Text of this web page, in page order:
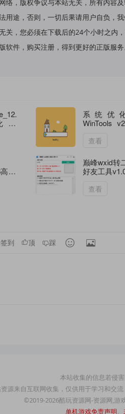
络，版权争议与本站无关，所有内容
用途，否则，一切后果请用户自负，
关，您必须在下载后的24个小时之内
软件，购买注册，得到更好的正版服
版
系统优
WinTools
查看
级
巅峰wxid转
好友工具
查看
签到 顶 踩  
本站收集的信息若侵
源来自互联网收集，仅供用于学习和交
©2019-2026酷玩资源网-资源网,游
单机游戏免责声明